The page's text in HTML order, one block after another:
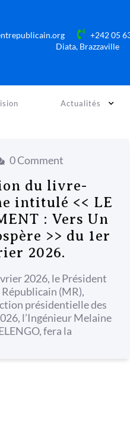
+242 05
Diata, Brazzaville
Actualités
0 Comment
du livre-
intitulé << LE
: Vers Un
>> du 1er
2026.
2026, le Président
(MR),
présidentielle des
l’Ingénieur Melaine
fera la